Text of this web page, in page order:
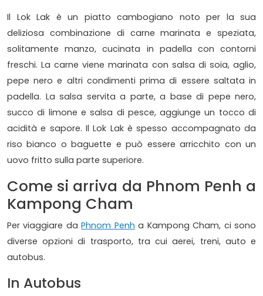
Il Lok Lak è un piatto cambogiano noto per la sua
deliziosa combinazione di carne marinata e speziata,
solitamente manzo, cucinata in padella con contorni
freschi. La carne viene marinata con salsa di soia, aglio,
pepe nero e altri condimenti prima di essere saltata in
padella. La salsa servita a parte, a base di pepe nero,
succo di limone e salsa di pesce, aggiunge un tocco di
acidità e sapore. Il Lok Lak è spesso accompagnato da
riso bianco o baguette e può essere arricchito con un
uovo fritto sulla parte superiore.
Come si arriva da Phnom Penh a
Kampong Cham
Per viaggiare daPhnom Penh a Kampong Cham, ci sono
diverse opzioni di trasporto, tra cui aerei, treni, auto e
autobus.
In Autobus